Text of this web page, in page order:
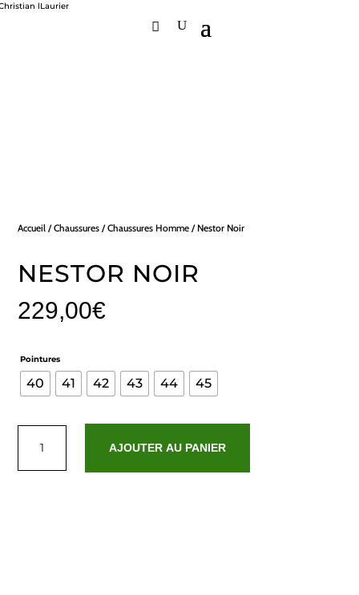
Accueil /Chaussures /Chaussures Homme / Nestor Noir
NESTOR NOIR
229,00€
Pointures
40 41 42 43 44 45
Nestor
AJOUTER AU PANIER